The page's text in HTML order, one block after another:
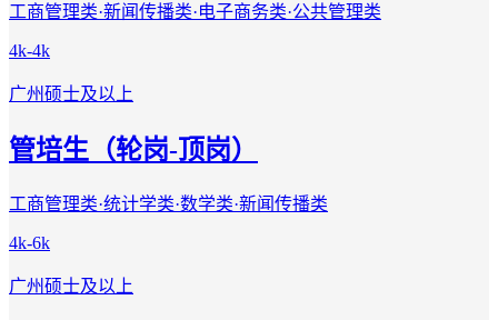
工商管理类·新闻传播类·电子商务类·公共管理类
4k-4k
广州硕士及以上
管培生（轮岗-顶岗）
工商管理类·统计学类·数学类·新闻传播类
4k-6k
广州硕士及以上